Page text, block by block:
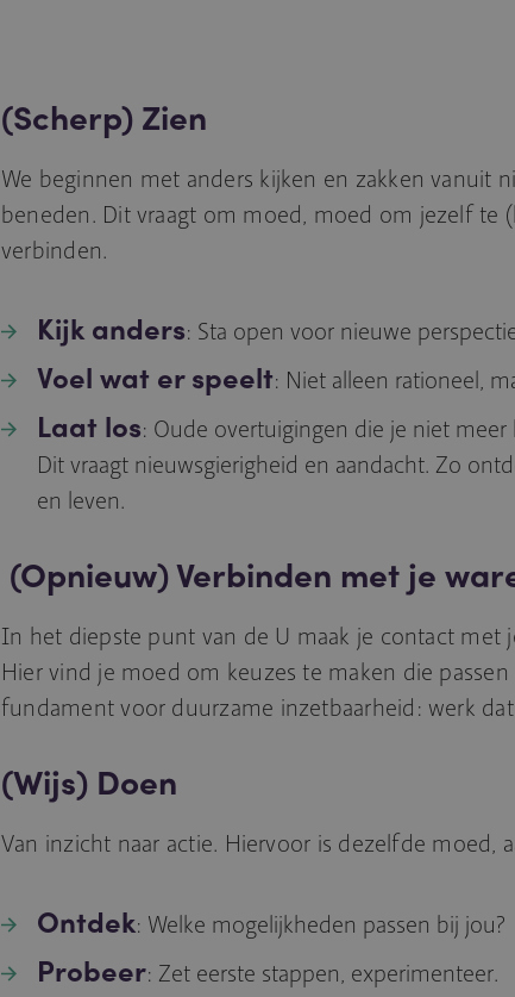
(Scherp) Zien
We beginnen met anders kijken en zakken vanuit
beneden. Dit vraagt om moed, moed om jezelf te
verbinden.
Kijk anders: Sta open voor nieuwe
Voel wat er speelt: Niet alleen rationeel,
Laat los: Oude overtuigingen die je niet meer
Dit vraagt nieuwsgierigheid en aandacht. Zo
en leven.
(Opnieuw) Verbinden met je
In het diepste punt van de U maak je contact met
Hier vind je moed om keuzes te maken die
fundament voor duurzame inzetbaarheid: werk
(Wijs) Doen
Van inzicht naar actie. Hiervoor is dezelfde moed,
Ontdek: Welke mogelijkheden passen bij jou?
Probeer: Zet eerste stappen, experimenteer.